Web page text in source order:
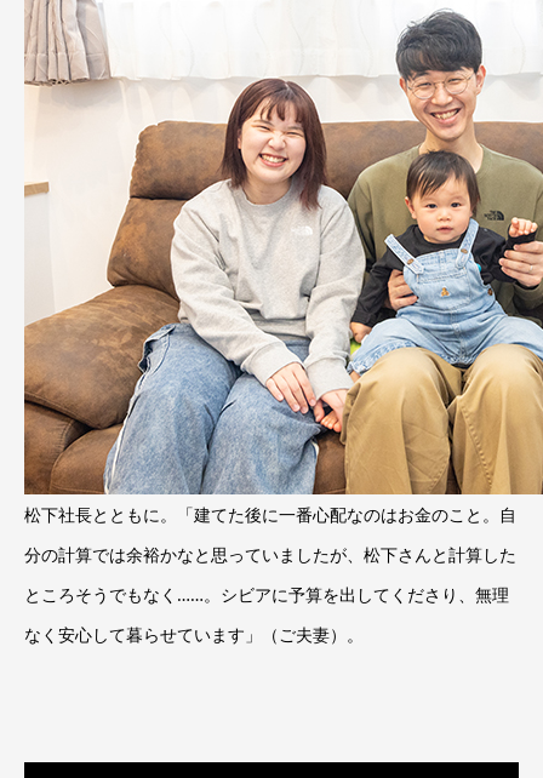
松下社長とともに。「建てた後に一番心配なのはお金のこと。自
分の計算では余裕かなと思っていましたが、松下さんと計算した
ところそうでもなく……。シビアに予算を出してくださり、無理
なく安心して暮らせています」（ご夫妻）。